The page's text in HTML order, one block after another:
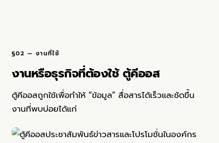
§02 — งานที่ใช้
งานหรือธุรกิจที่ต้องใช้ ตู้คีออส
ตู้คีออสถูกใช้เพื่อทำให้ “ข้อมูล” สื่อสารได้เร็วและชัดขึ้น
งานที่พบบ่อยได้แก่